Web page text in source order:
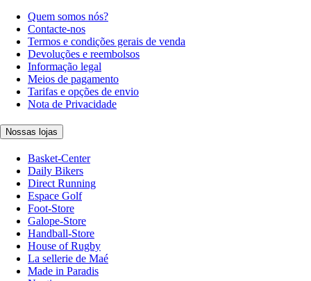
Quem somos nós?
Contacte-nos
Termos e condições gerais de venda
Devoluções e reembolsos
Informação legal
Meios de pagamento
Tarifas e opções de envio
Nota de Privacidade
Nossas lojas
Basket-Center
Daily Bikers
Direct Running
Espace Golf
Foot-Store
Galope-Store
Handball-Store
House of Rugby
La sellerie de Maé
Made in Paradis